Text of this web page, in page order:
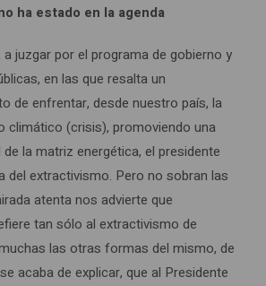
ha estado en la agenda
juzgar por el programa de gobierno y
en las que resalta un
de enfrentar, desde nuestro país, la
climático (crisis), promoviendo una
la matriz energética, el presidente
del extractivismo. Pero no sobran las
atenta nos advierte que
tan sólo al extractivismo de
las otras formas del mismo, de
acaba de explicar, que al Presidente